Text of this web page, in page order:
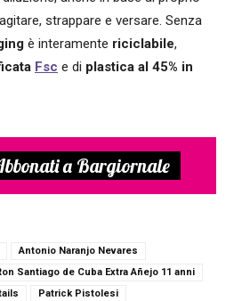
strappare e versare. Senza
è interamente riciclabile,
Fsc e di plastica al 45% in
a Bargiornale
Antonio Naranjo Nevares
Santiago de Cuba Extra Añejo 11 anni
Patrick Pistolesi